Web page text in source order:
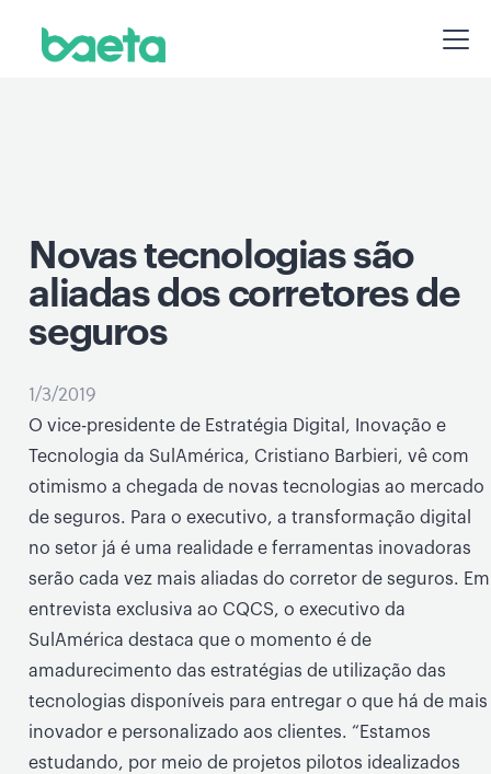
Novas tecnologias são
aliadas dos corretores de
seguros
1/3/2019
O vice-presidente de Estratégia Digital, Inovação e
Tecnologia da SulAmérica, Cristiano Barbieri, vê com
otimismo a chegada de novas tecnologias ao mercado
de seguros. Para o executivo, a transformação digital
no setor já é uma realidade e ferramentas inovadoras
serão cada vez mais aliadas do corretor de seguros. Em
entrevista exclusiva ao CQCS, o executivo da
SulAmérica destaca que o momento é de
amadurecimento das estratégias de utilização das
tecnologias disponíveis para entregar o que há de mais
inovador e personalizado aos clientes. “Estamos
estudando, por meio de projetos pilotos idealizados